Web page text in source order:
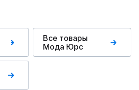
Все товары
Мода Юрс